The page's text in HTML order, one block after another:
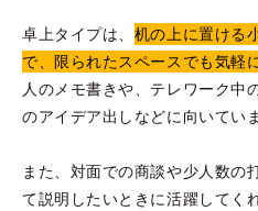
卓上タイプは、 机の上に置ける
で、限られたスペースでも気軽
人のメモ書きや、テレワーク中
のアイデア出しなどに向いていま
また、対面での商談や少人数の
て説明したいときに活躍してく